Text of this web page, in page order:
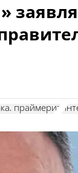
праймериз